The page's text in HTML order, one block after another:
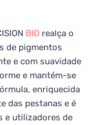
BIO realça o
de pigmentos
e com suavidade
e mantém-se
enriquecida
das pestanas e é
e utilizadores de